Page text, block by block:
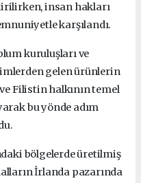
insan hakları
karşılandı.
kuruluşları ve
gelen ürünlerin
Filistin halkının temel
bu yönde adım
bölgelerde üretilmiş
İrlanda pazarında